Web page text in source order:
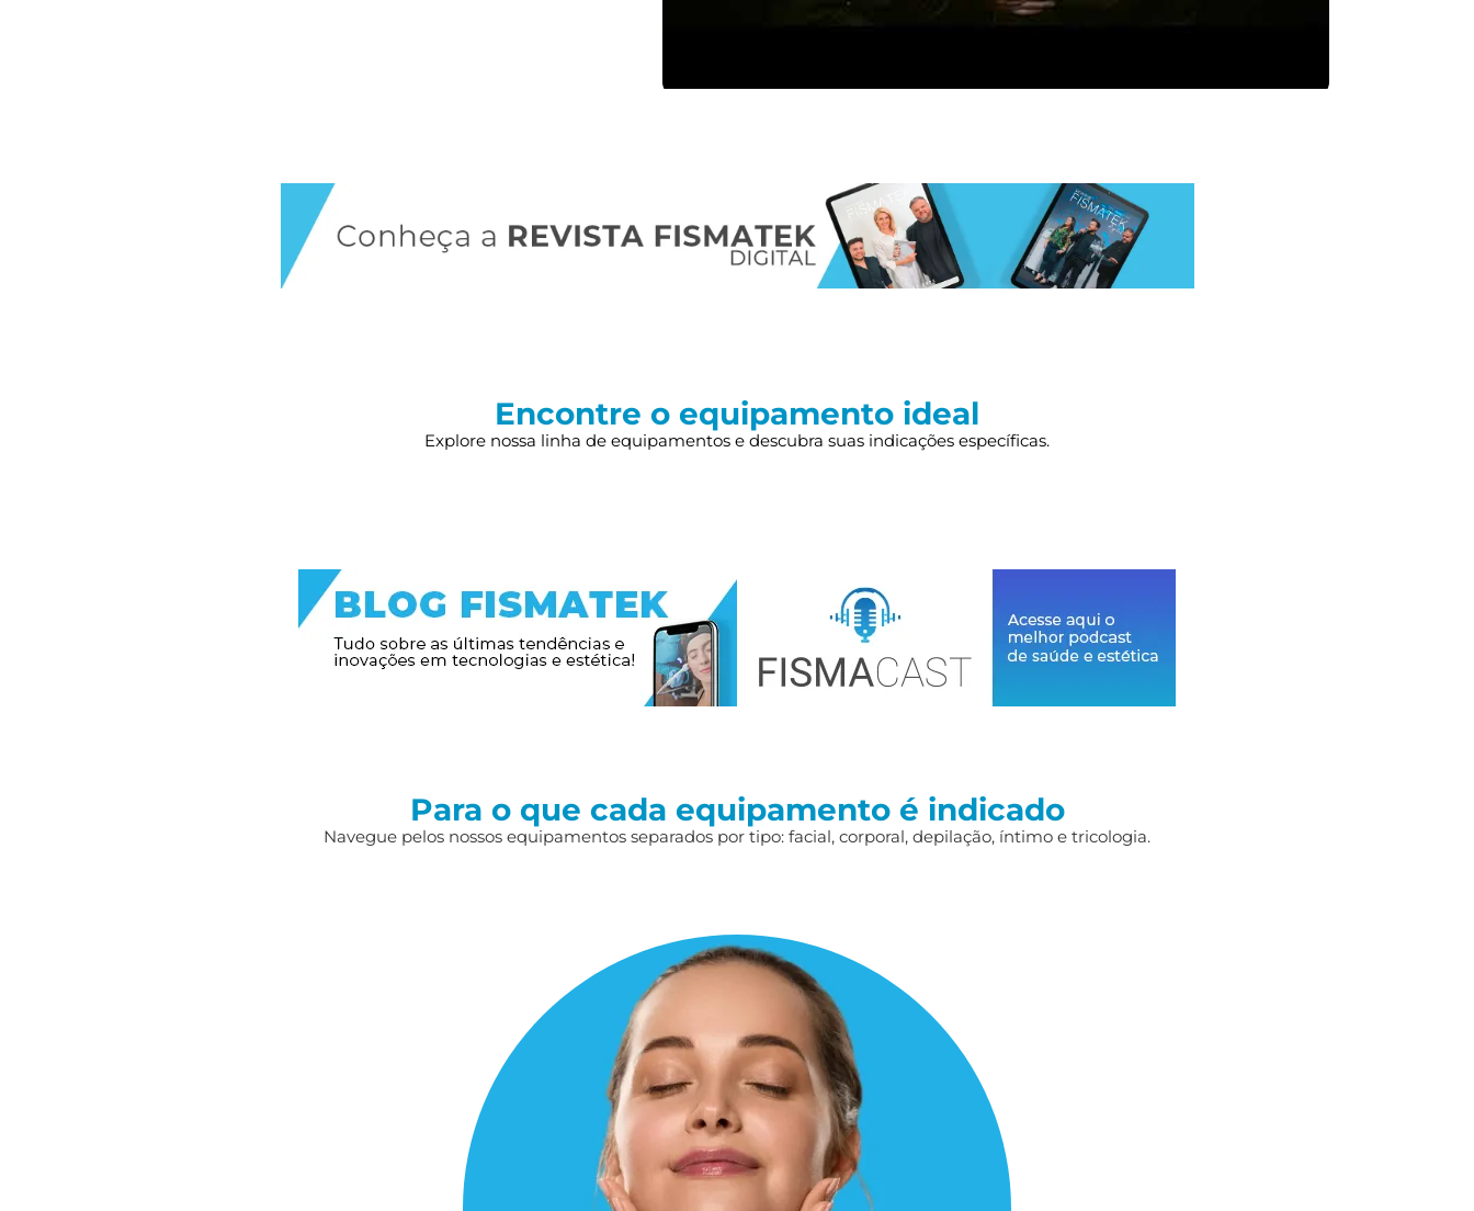
Encontre o equipamento ideal
Explore nossa linha de equipamentos e descubra suas indicações específicas.
Para o que cada equipamento é indicado
Navegue pelos nossos equipamentos separados por tipo: facial, corporal, depilação, íntimo e tricologia.